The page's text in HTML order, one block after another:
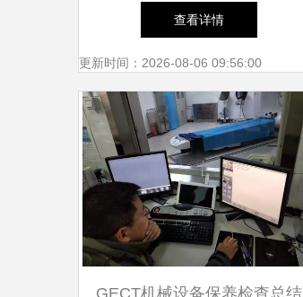
创新推荐商家，打造高效通讯
设备修理新体验
查看详情
更新时间：2026-08-06 09:56:00
GECT机械设备保养检查总结